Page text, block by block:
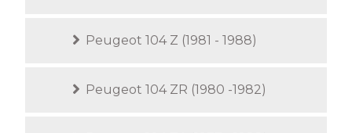
Peugeot 104 Z (1981 - 1988)
Peugeot 104 ZR (1980 -1982)